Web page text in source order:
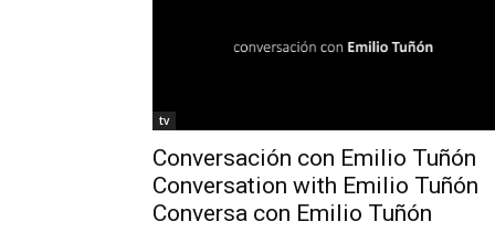
tv
Conversación con Emilio Tuñón
Conversation with Emilio Tuñón
Conversa con Emilio Tuñón